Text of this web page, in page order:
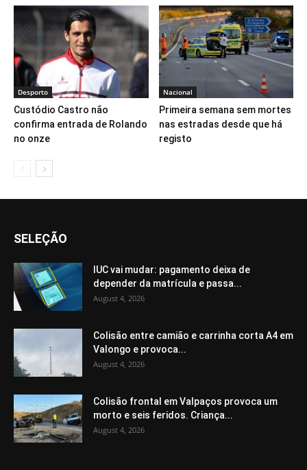
Desporto
Custódio Castro não
confirma entrada de Rolando
no onze
Nacional
Primeira semana sem mortes
nas estradas desde que há
registo
SELEÇÃO
IUC vai mudar: pagamento deixa de
depender da matrícula e passa...
August 4, 2026
Colisão entre camião e carrinha corta A4 em
Valongo e provoca...
August 4, 2026
Colisão frontal em Valpaços provoca um
morto e seis feridos. Criança...
August 4, 2026